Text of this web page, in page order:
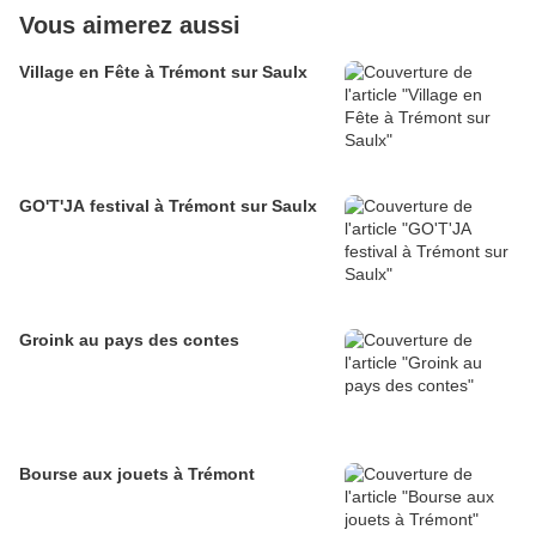
Vous aimerez aussi
Village en Fête à Trémont sur Saulx
GO'T'JA festival à Trémont sur Saulx
Groink au pays des contes
Bourse aux jouets à Trémont